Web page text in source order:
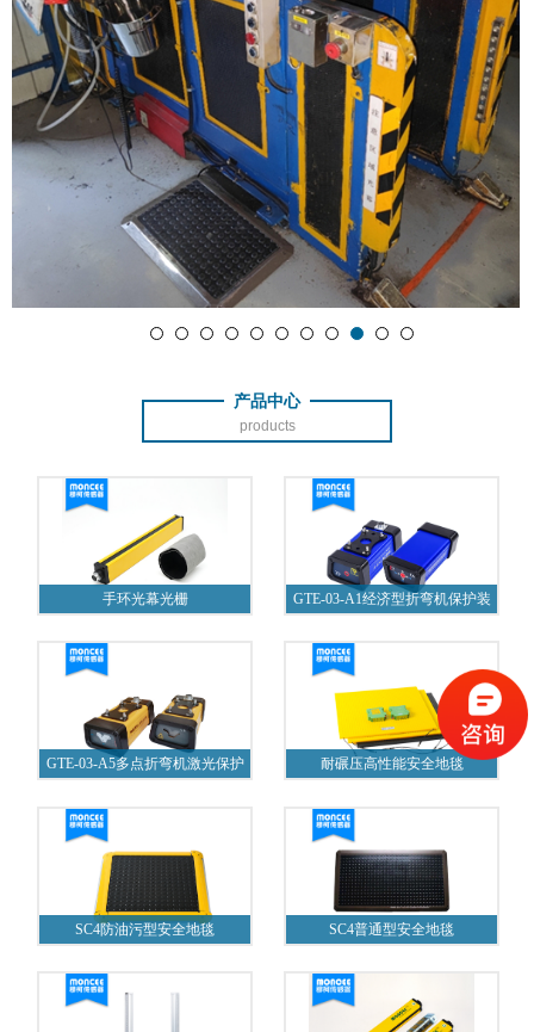
产品中心
products
手环光幕光栅
GTE-03-A1经济型折弯机保护装
GTE-03-A5多点折弯机激光保护 耐碾压高性能安全地毯
SC4防油污型安全地毯 SC4普通型安全地毯